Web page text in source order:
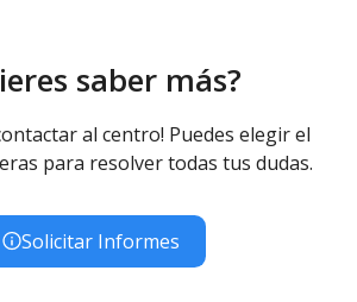
saber más?
al centro! Puedes elegir el
para resolver todas tus dudas.
Solicitar Informes